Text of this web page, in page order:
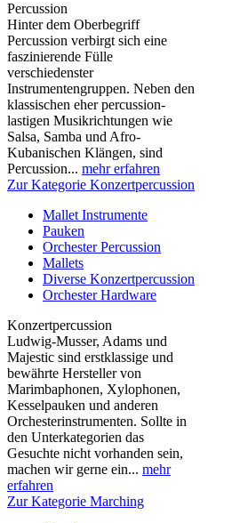
Percussion
Hinter dem Oberbegriff
Percussion verbirgt sich eine
faszinierende Fülle
verschiedenster
Instrumentengruppen. Neben den
klassischen eher percussion-
lastigen Musikrichtungen wie
Salsa, Samba und Afro-
Kubanischen Klängen, sind
Percussion... mehr erfahren
Zur Kategorie Konzertpercussion
Mallet Instrumente
Pauken
Orchester Percussion
Mallets
Diverse Konzertpercussion
Orchester Hardware
Konzertpercussion
Ludwig-Musser, Adams und
Majestic sind erstklassige und
bewährte Hersteller von
Marimbaphonen, Xylophonen,
Kesselpauken und anderen
Orchesterinstrumenten. Sollte in
den Unterkategorien das
Gesuchte nicht vorhanden sein,
machen wir gerne ein... mehr
erfahren
Zur Kategorie Marching